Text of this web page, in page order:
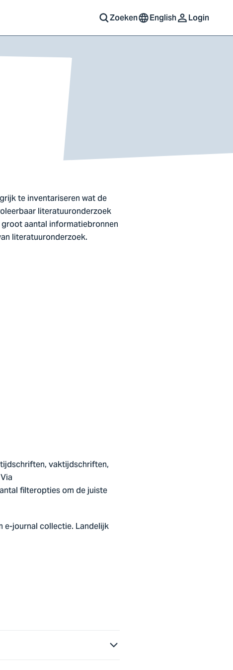
Zoeken
English Login
te inventariseren wat de
literatuuronderzoek
aantal informatiebronnen
literatuuronderzoek.
vaktijdschriften,
filteropties om de juiste
e-journal collectie. Landelijk